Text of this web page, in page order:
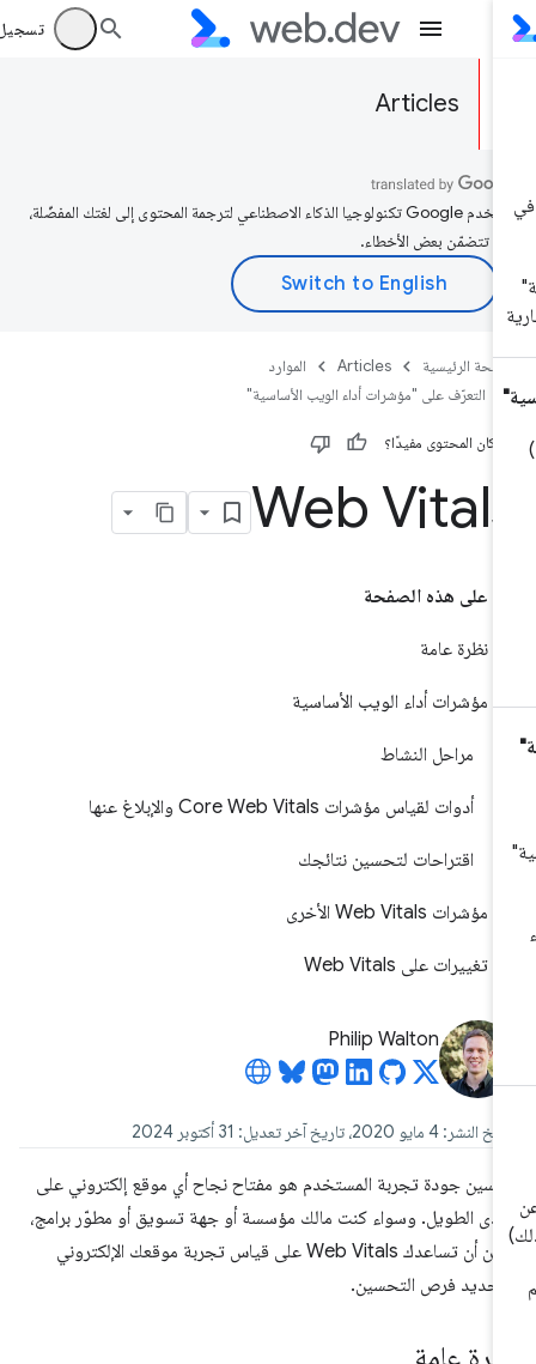
تسجيل
Articles
تستخدم Google تكنولوجيا الذكاء الاصطناعي لترجمة المحتوى إلى لغتك المفضّلة،
تتضمّن بعض الأخطاء.
الرئيسية Articles
الموارد
التعرّف على "مؤشرات أداء الويب الأساسية"
كان المحتوى مفيدًا؟
Web
على هذه الصفحة
نظرة عامة
مؤشرات أداء الويب الأساسية
مراحل النشاط
أدوات لقياس مؤشرات Core Web Vitals والإبلاغ عنها
اقتراحات لتحسين نتائجك
مؤشرات Web Vitals الأخرى
تغييرات على Web Vitals
Philip Walton
4 مايو 2020، تاريخ آخر تعديل: 31 أكتوبر 2024
جودة تجربة المستخدم هو مفتاح نجاح أي موقع إلكتروني على
الطويل. وسواء كنت مالك مؤسسة أو جهة تسويق أو مطوّر برامج،
يمكن أن تساعدك Web Vitals على قياس تجربة موقعك الإلكتروني
فرص التحسين.
عامة